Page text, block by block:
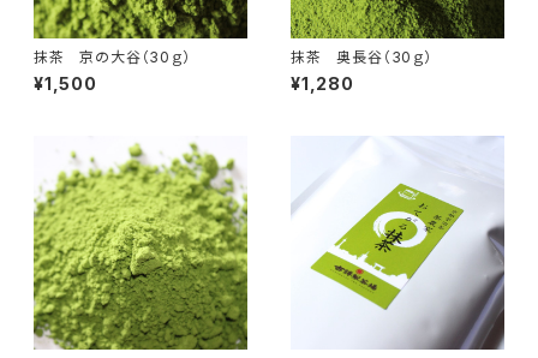
抹茶 京の大谷（30ｇ）
¥1,500
抹茶 奥長谷（30ｇ）
¥1,280